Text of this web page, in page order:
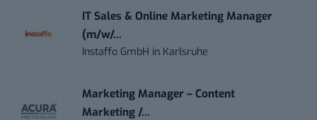
IT Sales & Online Marketing Manager
(m/w/...
Instaffo GmbH in Karlsruhe
Marketing Manager – Content
Marketing /...